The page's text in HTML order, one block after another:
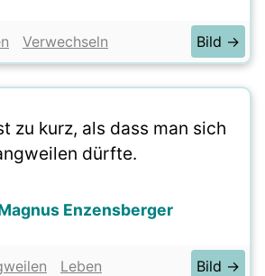
Verwechseln Bild →
zu kurz, als dass man sich
dürfte.
Enzensberger
Leben Bild →